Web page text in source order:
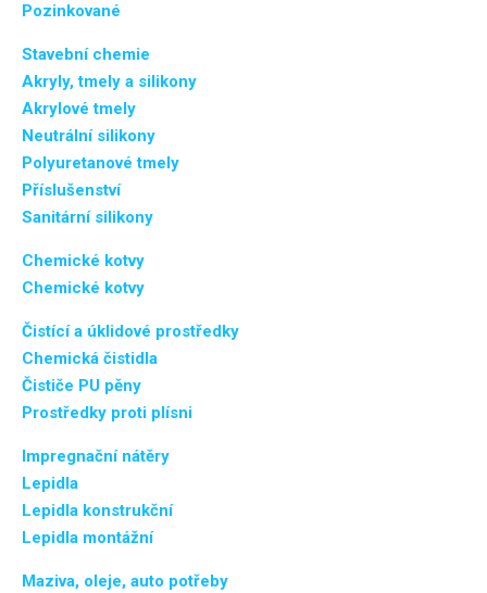
Pozinkované
Stavební chemie
Akryly, tmely a silikony
Akrylové tmely
Neutrální silikony
Polyuretanové tmely
Příslušenství
Sanitární silikony
Chemické kotvy
Chemické kotvy
Čistící a úklidové prostředky
Chemická čistidla
Čističe PU pěny
Prostředky proti plísni
Impregnační nátěry
Lepidla
Lepidla konstrukční
Lepidla montážní
Maziva, oleje, auto potřeby